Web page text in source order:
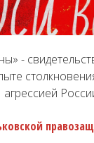
-
агрессией